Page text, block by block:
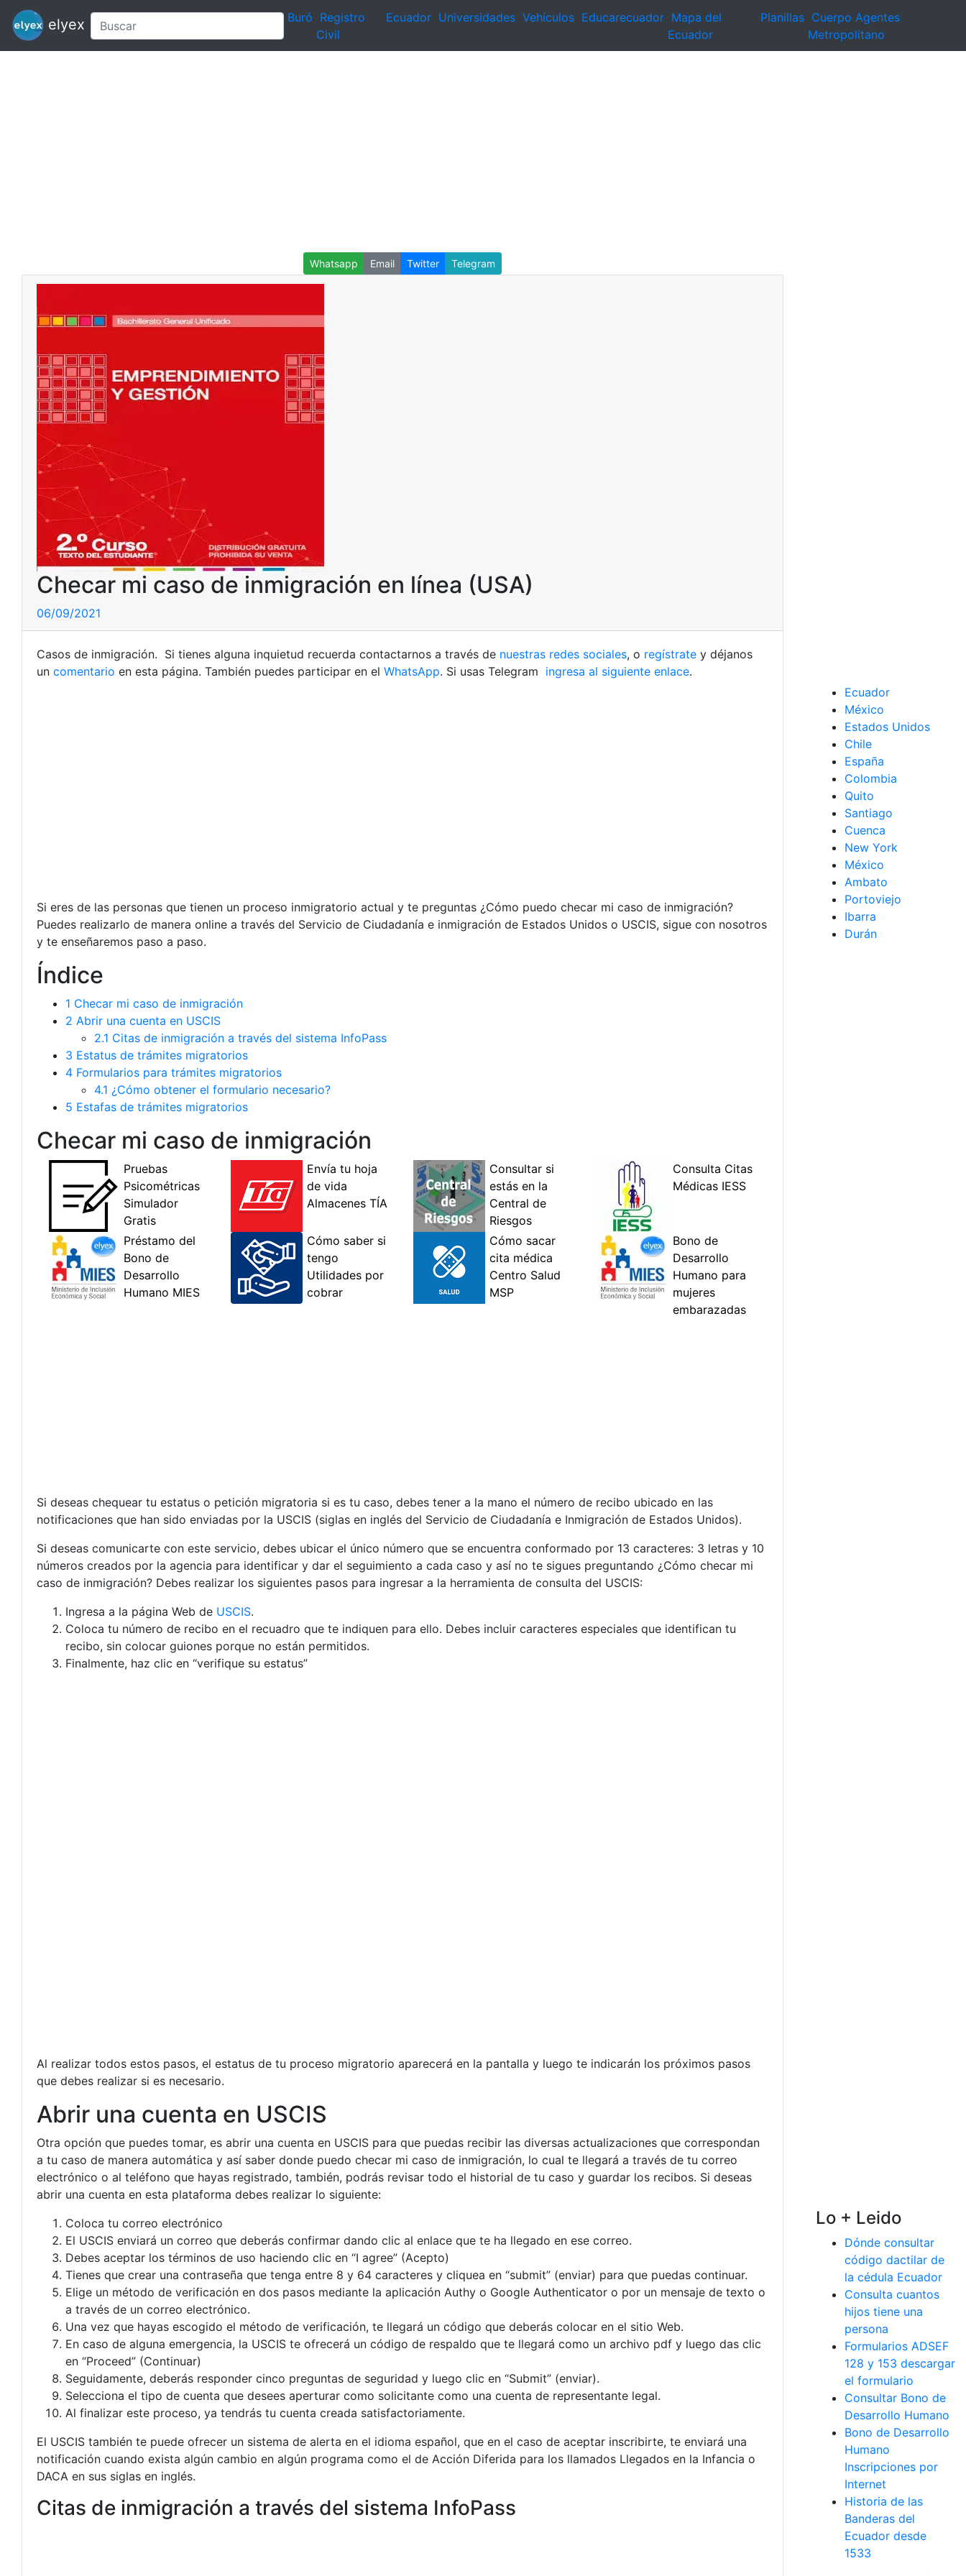
elyex Buró Registro
Civil
Ecuador Universidades Vehículos Educarecuador Mapa del
Ecuador
Planillas Cuerpo Agentes
Metropolitano
Whatsapp Email Twitter Telegram
Checar mi caso de inmigración en línea (USA)
06/09/2021
Casos de inmigración. Si tienes alguna inquietud recuerda contactarnos a través de nuestras redes sociales, o regístrate y déjanos
un comentario en esta página. También puedes participar en el WhatsApp. Si usas Telegram ingresa al siguiente enlace.
Si eres de las personas que tienen un proceso inmigratorio actual y te preguntas ¿Cómo puedo checar mi caso de inmigración?
Puedes realizarlo de manera online a través del Servicio de Ciudadanía e inmigración de Estados Unidos o USCIS, sigue con nosotros
y te enseñaremos paso a paso.
Índice
1 Checar mi caso de inmigración
2 Abrir una cuenta en USCIS
2.1 Citas de inmigración a través del sistema InfoPass
3 Estatus de trámites migratorios
4 Formularios para trámites migratorios
4.1 ¿Cómo obtener el formulario necesario?
5 Estafas de trámites migratorios
Checar mi caso de inmigración
Si deseas chequear tu estatus o petición migratoria si es tu caso, debes tener a la mano el número de recibo ubicado en las
notificaciones que han sido enviadas por la USCIS (siglas en inglés del Servicio de Ciudadanía e Inmigración de Estados Unidos).
Si deseas comunicarte con este servicio, debes ubicar el único número que se encuentra conformado por 13 caracteres: 3 letras y 10
números creados por la agencia para identificar y dar el seguimiento a cada caso y así no te sigues preguntando ¿Cómo checar mi
caso de inmigración? Debes realizar los siguientes pasos para ingresar a la herramienta de consulta del USCIS:
Ingresa a la página Web de USCIS.
Coloca tu número de recibo en el recuadro que te indiquen para ello. Debes incluir caracteres especiales que identifican tu
recibo, sin colocar guiones porque no están permitidos.
Finalmente, haz clic en “verifique su estatus”
Al realizar todos estos pasos, el estatus de tu proceso migratorio aparecerá en la pantalla y luego te indicarán los próximos pasos
que debes realizar si es necesario.
Abrir una cuenta en USCIS
Otra opción que puedes tomar, es abrir una cuenta en USCIS para que puedas recibir las diversas actualizaciones que correspondan
a tu caso de manera automática y así saber donde puedo checar mi caso de inmigración, lo cual te llegará a través de tu correo
electrónico o al teléfono que hayas registrado, también, podrás revisar todo el historial de tu caso y guardar los recibos. Si deseas
abrir una cuenta en esta plataforma debes realizar lo siguiente:
Coloca tu correo electrónico
El USCIS enviará un correo que deberás confirmar dando clic al enlace que te ha llegado en ese correo.
Debes aceptar los términos de uso haciendo clic en “I agree” (Acepto)
Tienes que crear una contraseña que tenga entre 8 y 64 caracteres y cliquea en “submit” (enviar) para que puedas continuar.
Elige un método de verificación en dos pasos mediante la aplicación Authy o Google Authenticator o por un mensaje de texto o
a través de un correo electrónico.
Una vez que hayas escogido el método de verificación, te llegará un código que deberás colocar en el sitio Web.
En caso de alguna emergencia, la USCIS te ofrecerá un código de respaldo que te llegará como un archivo pdf y luego das clic
en “Proceed” (Continuar)
Seguidamente, deberás responder cinco preguntas de seguridad y luego clic en “Submit” (enviar).
Selecciona el tipo de cuenta que desees aperturar como solicitante como una cuenta de representante legal.
Al finalizar este proceso, ya tendrás tu cuenta creada satisfactoriamente.
El USCIS también te puede ofrecer un sistema de alerta en el idioma español, que en el caso de aceptar inscribirte, te enviará una
notificación cuando exista algún cambio en algún programa como el de Acción Diferida para los llamados Llegados en la Infancia o
DACA en sus siglas en inglés.
Citas de inmigración a través del sistema InfoPass
Ecuador
México
Estados Unidos
Chile
España
Colombia
Quito
Santiago
Cuenca
New York
México
Ambato
Portoviejo
Ibarra
Durán
Lo + Leido
Dónde consultar
código dactilar de
la cédula Ecuador
Consulta cuantos
hijos tiene una
persona
Formularios ADSEF
128 y 153 descargar
el formulario
Consultar Bono de
Desarrollo Humano
Bono de Desarrollo
Humano
Inscripciones por
Internet
Historia de las
Banderas del
Ecuador desde
1533